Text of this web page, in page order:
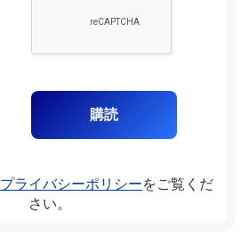
プライバシーポリシーをご覧くだ
さい。